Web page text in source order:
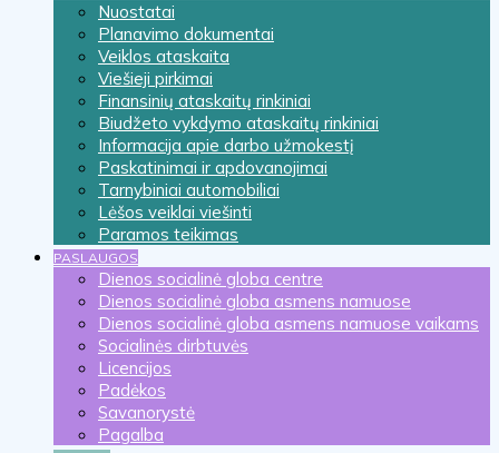
Nuostatai
Planavimo dokumentai
Veiklos ataskaita
Viešieji pirkimai
Finansinių ataskaitų rinkiniai
Biudžeto vykdymo ataskaitų rinkiniai
Informacija apie darbo užmokestį
Paskatinimai ir apdovanojimai
Tarnybiniai automobiliai
Lėšos veiklai viešinti
Paramos teikimas
PASLAUGOS
Dienos socialinė globa centre
Dienos socialinė globa asmens namuose
Dienos socialinė globa asmens namuose vaikams
Socialinės dirbtuvės
Licencijos
Padėkos
Savanorystė
Pagalba